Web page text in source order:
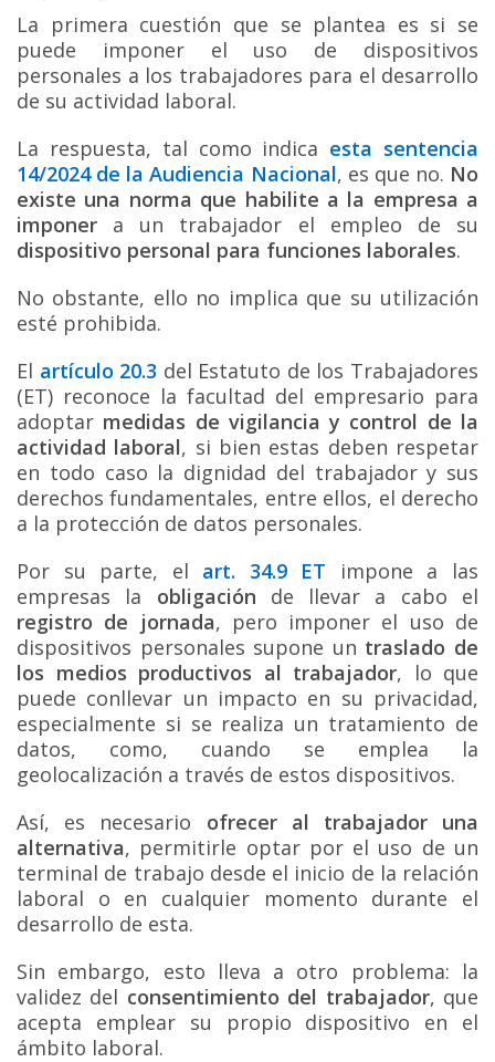
La primera cuestión que se plantea es si se
puede imponer el uso de dispositivos
personales a los trabajadores para el desarrollo
de su actividad laboral.
La respuesta, tal como indica esta sentencia
14/2024 de la Audiencia Nacional, es que no. No
existe una norma que habilite a la empresa a
imponer a un trabajador el empleo de su
dispositivo personal para funciones laborales.
No obstante, ello no implica que su utilización
esté prohibida.
El artículo 20.3 del Estatuto de los Trabajadores
(ET) reconoce la facultad del empresario para
adoptar medidas de vigilancia y control de la
actividad laboral, si bien estas deben respetar
en todo caso la dignidad del trabajador y sus
derechos fundamentales, entre ellos, el derecho
a la protección de datos personales.
Por su parte, el art. 34.9 ET impone a las
empresas la obligación de llevar a cabo el
registro de jornada, pero imponer el uso de
dispositivos personales supone un traslado de
los medios productivos al trabajador, lo que
puede conllevar un impacto en su privacidad,
especialmente si se realiza un tratamiento de
datos, como, cuando se emplea la
geolocalización a través de estos dispositivos.
Así, es necesario ofrecer al trabajador una
alternativa, permitirle optar por el uso de un
terminal de trabajo desde el inicio de la relación
laboral o en cualquier momento durante el
desarrollo de esta.
Sin embargo, esto lleva a otro problema: la
validez del consentimiento del trabajador, que
acepta emplear su propio dispositivo en el
ámbito laboral.